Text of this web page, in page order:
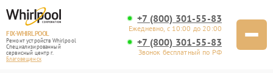
FIX-WHIRLPOOL
Ремонт устройств Whirlpool
Специализированный
cервисный центр г.
Благовещенск
+7 (800) 301-55-83
Ежедневно, с 10:00 до 20:00
+7 (800) 301-55-83
Звонок бесплатный по РФ